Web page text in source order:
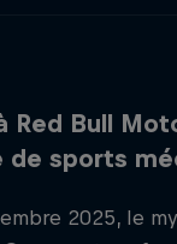
Red Bull
de sports
2025, le